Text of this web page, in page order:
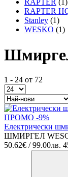
RAPTER (1)
RAPTER
Stanley (1)
WESKO (1)
1 - 24 от 72
ПРОМО -9%
Електрически
ШМИРГЕЛ
50.62€ / 99.00лв.